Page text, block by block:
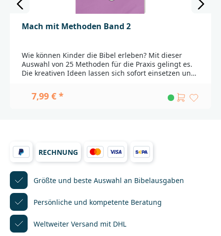
Mach mit Methoden Band 2
Wie können Kinder die Bibel erleben? Mit dieser
Auswahl von 25 Methoden für die Praxis gelingt es.
Die kreativen Ideen lassen sich sofort einsetzen und
ab sechs Jahren. Dabei steht das Erleben der Kinder
und ihr Zugang zu den biblischen Geschichten im
anderen entdecken können. Sie lassen sich in
Kindergottesdienst, im Religionsunterricht, in der
Jungschar oder auf Freizeiten einsetzen.Die
Methoden in diesem Band eignen sich für das
Reflektieren in der Gruppe, meist im Anschluss an
eine biblische Geschichte. Mithilfe der Methoden
können Kinder biblische Geschichten in
verschiedene Zusammenhänge einordnen und sie
auf diese Weise deuten. Sie können Inhalte
vergleichen, Aussagen unterscheiden lernen,
Ereignisse verstehen und bewerten. Und
7,99 € *
RECHNUNG
Größte und beste Auswahl an Bibelausgaben
Persönliche und kompetente Beratung
Weltweiter Versand mit DHL